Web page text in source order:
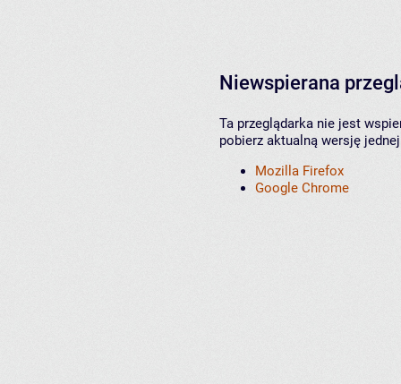
Niewspierana
Ta przeglądarka nie jest
pobierz aktualną wersję
Mozilla Firefox
Google Chrome